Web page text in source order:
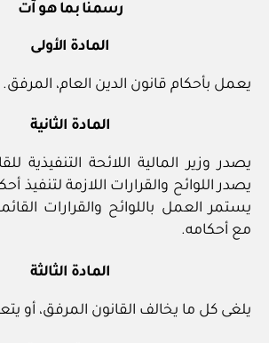
رسمنا بما هو آت
المادة الأولى
يعمل بأحكام قانون الدين العام، المرفق.
المادة الثانية
يصدر وزير المالية اللائحة التنفيذية
يصدر اللوائح والقرارات اللازمة لتنفيذ
يستمر العمل باللوائح والقرارات
مع أحكامه.
المادة الثالثة
يلغى كل ما يخالف القانون المرفق، أو